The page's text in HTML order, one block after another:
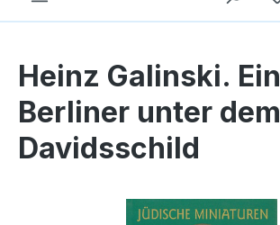
Heinz Galinski. Ein
Berliner unter dem
Davidsschild
Bildergalerie überspringen